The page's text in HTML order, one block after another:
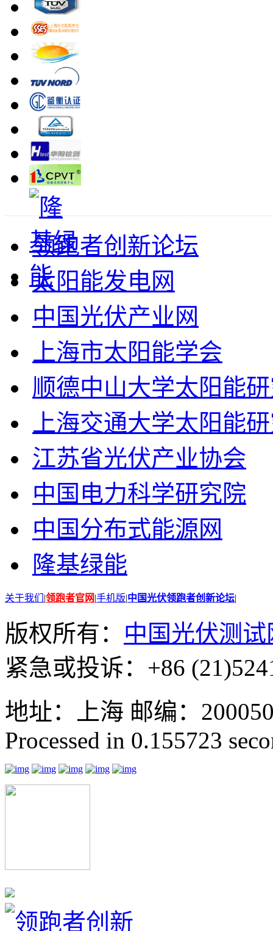
领跑者创新论坛
太阳能发电网
中国光伏产业网
上海市太阳能学会
顺德中山大学太阳能
上海交通大学太阳能
江苏省光伏产业协会
中国电力科学研究院
中国分布式能源网
隆基绿能
关于我们 |领跑者官网|手机版|中国光伏领跑者创新论坛|
版权所有： 中国光伏测试
紧急或投诉：+86
地址：上海 邮编：
Processed in 0.155723